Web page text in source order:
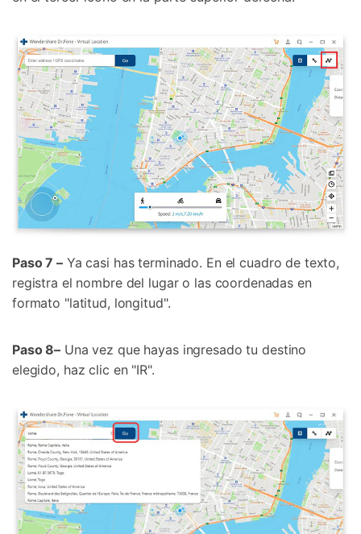
Paso 7 – Ya casi has terminado. En el cuadro de texto,
registra el nombre del lugar o las coordenadas en
formato "latitud, longitud".
Paso 8– Una vez que hayas ingresado tu destino
elegido, haz clic en "IR".